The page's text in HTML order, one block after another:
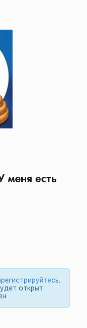
меня есть
.
открыт